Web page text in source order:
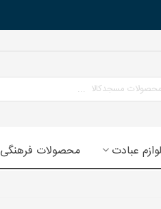
لوازم عبادت محصولات فرهنگی